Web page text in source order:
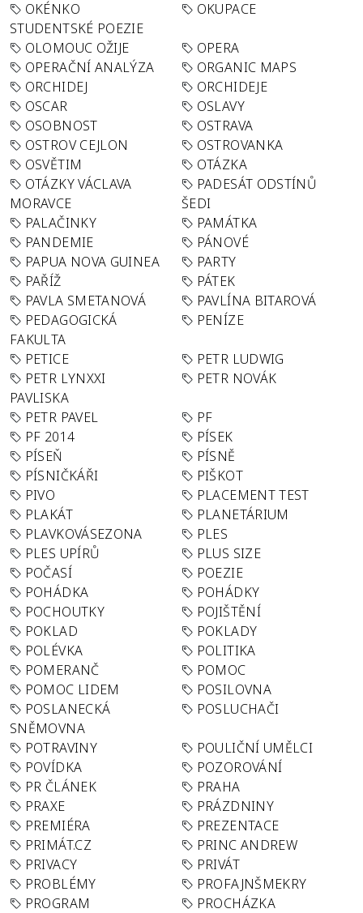
OKÉNKO
STUDENTSKÉ POEZIE
OKUPACE
OLOMOUC OŽIJE
OPERA
OPERAČNÍ ANALÝZA
ORGANIC MAPS
ORCHIDEJ
ORCHIDEJE
OSCAR
OSLAVY
OSOBNOST
OSTRAVA
OSTROV CEJLON
OSTROVANKA
OSVĚTIM
OTÁZKA
OTÁZKY VÁCLAVA
MORAVCE
PADESÁT ODSTÍNŮ
ŠEDI
PALAČINKY
PAMÁTKA
PANDEMIE
PÁNOVÉ
PAPUA NOVA GUINEA
PARTY
PAŘÍŽ
PÁTEK
PAVLA SMETANOVÁ
PAVLÍNA BITAROVÁ
PEDAGOGICKÁ
FAKULTA
PENÍZE
PETICE
PETR LUDWIG
PETR LYNXXI
PAVLISKA
PETR NOVÁK
PETR PAVEL
PF
PF 2014
PÍSEK
PÍSEŇ
PÍSNĚ
PÍSNIČKÁŘI
PIŠKOT
PIVO
PLACEMENT TEST
PLAKÁT
PLANETÁRIUM
PLAVKOVÁSEZONA
PLES
PLES UPÍRŮ
PLUS SIZE
POČASÍ
POEZIE
POHÁDKA
POHÁDKY
POCHOUTKY
POJIŠTĚNÍ
POKLAD
POKLADY
POLÉVKA
POLITIKA
POMERANČ
POMOC
POMOC LIDEM
POSILOVNA
POSLANECKÁ
SNĚMOVNA
POSLUCHAČI
POTRAVINY
POULIČNÍ UMĚLCI
POVÍDKA
POZOROVÁNÍ
PR ČLÁNEK
PRAHA
PRAXE
PRÁZDNINY
PREMIÉRA
PREZENTACE
PRIMÁT.CZ
PRINC ANDREW
PRIVACY
PRIVÁT
PROBLÉMY
PROFAJNŠMEKRY
PROGRAM
PROCHÁZKA